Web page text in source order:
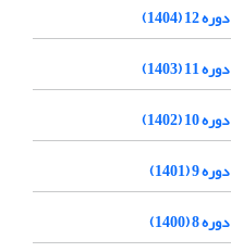
دوره 12 (1404)
دوره 11 (1403)
دوره 10 (1402)
دوره 9 (1401)
دوره 8 (1400)